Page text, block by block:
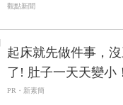
觀點新聞
起床就先做件事，
了! 肚子一天天變小！
PR・新素簡